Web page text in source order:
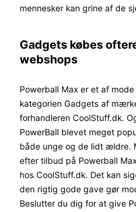
mennesker kan grine af de
Gadgets købes
webshops
Powerball Max er et af
kategorien Gadgets af
forhandleren CoolStuff.dk.
PowerBall blevet meget
både unge og de lidt ældre.
efter tilbud på Powerball
hos CoolStuff.dk. Det kan
den rigtig gode gave gør
Beslutter du dig for at give